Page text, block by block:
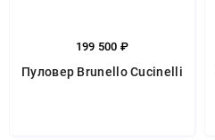
199 500 ₽
Пуловер Brunello Cucinelli